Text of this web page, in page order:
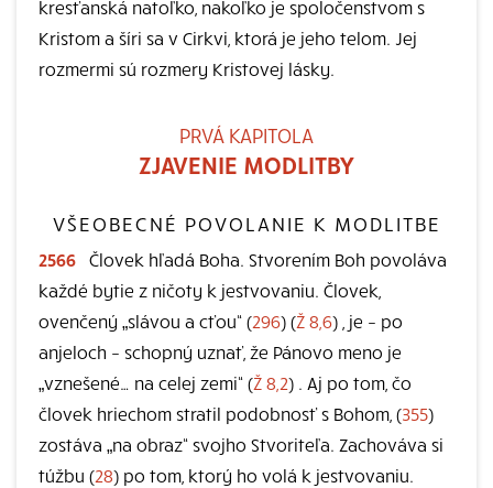
kresťanská natoľko, nakoľko je spoločenstvom s
Kristom a šíri sa v Cirkvi, ktorá je jeho telom. Jej
rozmermi sú rozmery Kristovej lásky.
PRVÁ KAPITOLA
ZJAVENIE MODLITBY
VŠEOBECNÉ POVOLANIE K MODLITBE
2566 Človek hľadá Boha. Stvorením Boh povoláva
každé bytie z ničoty k jestvovaniu. Človek,
ovenčený „slávou a cťou“ (296) (Ž 8,6) , je – po
anjeloch – schopný uznať, že Pánovo meno je
„vznešené… na celej zemi“ (Ž 8,2) . Aj po tom, čo
človek hriechom stratil podobnosť s Bohom, (355)
zostáva „na obraz“ svojho Stvoriteľa. Zachováva si
túžbu (28) po tom, ktorý ho volá k jestvovaniu.